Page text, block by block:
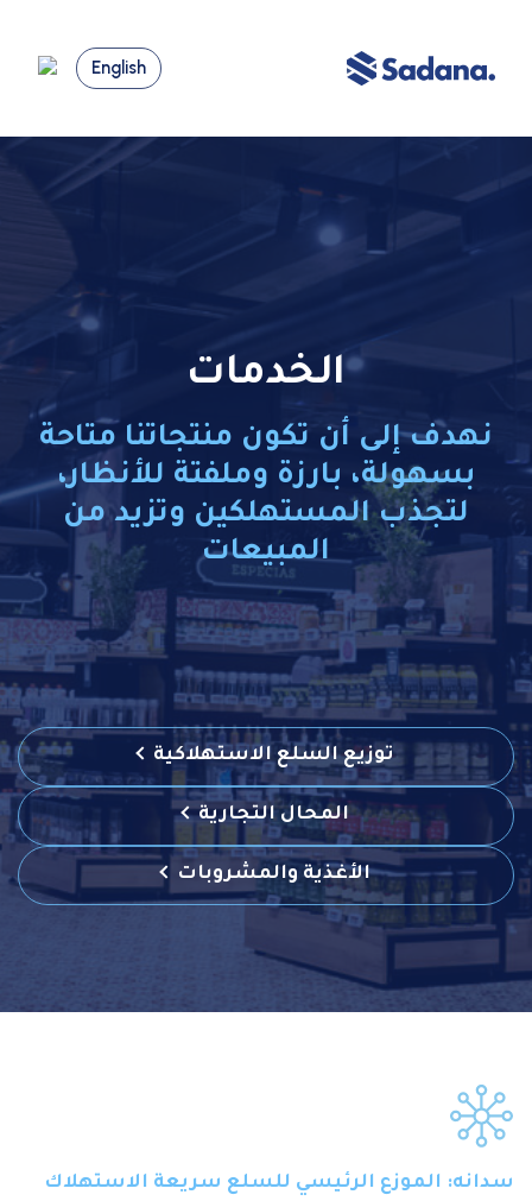
English
الخدمات
نهدف إلى أن تكون منتجاتنا متاحة
بسهولة، بارزة وملفتة للأنظار،
لتجذب المستهلكين وتزيد من
المبيعات
توزيع السلع الاستهلاكية
المحال التجارية
الأغذية والمشروبات
سدانه: الموزع الرئيسي للسلع سريعة الاستهلاك